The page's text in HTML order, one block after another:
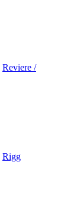
Reviere /
Rigg